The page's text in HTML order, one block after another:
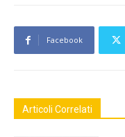
Facebook
Articoli Correlati